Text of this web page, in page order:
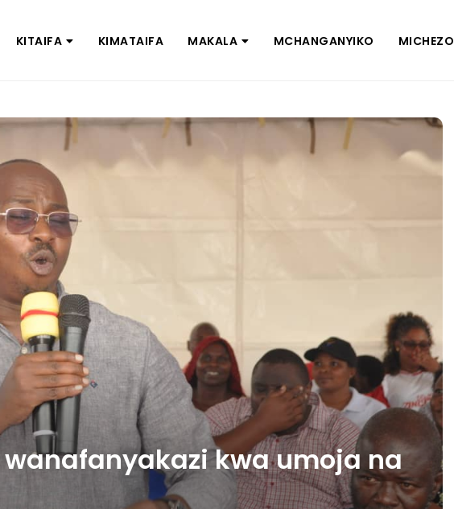
KITAIFA KIMATAIFA MAKALA MCHANGANYIKO MICHEZO
wanafanyakazi kwa umoja na